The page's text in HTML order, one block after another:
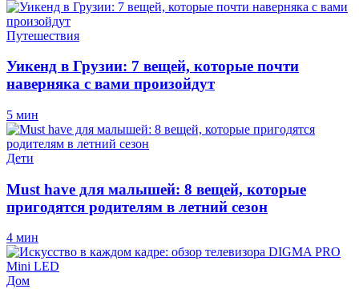
Путешествия
Уикенд в Грузии: 7 вещей, которые почти
наверняка с вами произойдут
5 мин
Дети
Must have для малышей: 8 вещей, которые
пригодятся родителям в летний сезон
4 мин
Дом